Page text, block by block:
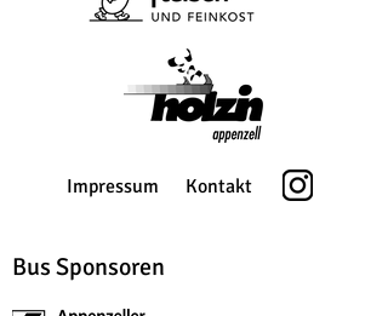
Impressum Kontakt
Bus Sponsoren